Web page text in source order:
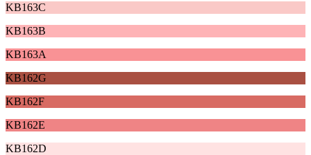
KB163C
KB163B
KB163A
KB162G
KB162F
KB162E
KB162D